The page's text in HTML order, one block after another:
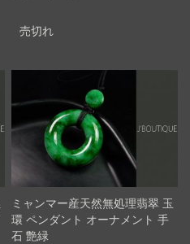
売切れ
ミャンマー産天然無処理翡翠 玉
環 ペンダント オーナメント 手
石 艶緑